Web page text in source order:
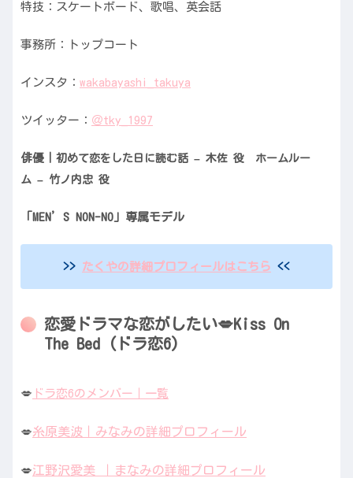
特技：スケートボード、歌唱、英会話
事務所：トップコート
インスタ： wakabayashi_takuya
ツイッター： ＠tky_1997
俳優｜ 初めて恋をした日に読む話 – 木佐 役 ホームルー
ム – 竹ノ内忠 役
「MEN’S NON-NO」専属モデル
>> たくやの詳細プロフィールはこちら <<
恋愛ドラマな恋がしたい💋Kiss On
The Bed (ドラ恋6)
💋 ドラ恋6のメンバー｜一覧
💋糸原美波｜みなみの詳細プロフィール
💋江野沢愛美 ｜まなみの詳細プロフィール